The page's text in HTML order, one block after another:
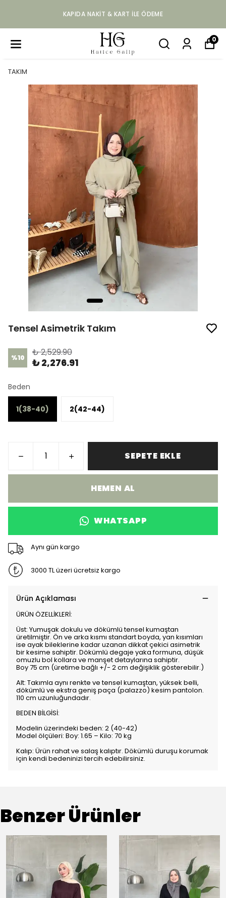
KAPIDA NAKIT & KART ILE ÖDEME
0
TAKIM
Tensel Asimetrik Takım
%10 ₺ 2,529.90
₺ 2,276.91
Beden
1(38-40) 2(42-44)
SEPETE EKLE
HEMEN AL
WHATSAPP
Aynı gün kargo
3000 TL üzeri ücretsiz kargo
Ürün Açıklaması
ÜRÜN ÖZELLİKLERİ:
Üst: Yumuşak dokulu ve dökümlü tensel kumaştan
üretilmiştir. Ön ve arka kısmı standart boyda, yan kısımları
ise ayak bileklerine kadar uzanan dikkat çekici asimetrik
bir kesime sahiptir. Dökümlü degaje yaka formuna, düşük
omuzlu bol kollara ve manşet detaylarına sahiptir.
Boy 75 cm (üretime bağlı +/- 2 cm değişiklik gösterebilir.)
Alt: Takımla aynı renkte ve tensel kumaştan, yüksek belli,
dökümlü ve ekstra geniş paça (palazzo) kesim pantolon.
110 cm uzunluğundadır.
BEDEN BİLGİSİ:
Modelin üzerindeki beden: 2 (40-42)
Model ölçüleri: Boy: 1.65 – Kilo: 70 kg
Kalıp: Ürün rahat ve salaş kalıptır. Dökümlü duruşu korumak
için kendi bedeninizi tercih edebilirsiniz.
Benzer Ürünler